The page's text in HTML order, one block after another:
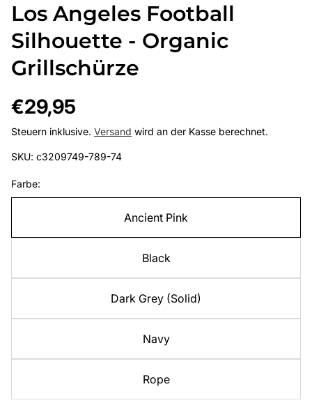
Los Angeles Football
Silhouette - Organic
Grillschürze
Regulärer
Preis
€29,95
Steuern inklusive. Versand wird an der Kasse berechnet.
SKU: c3209749-789-74
Farbe:
Ancient Pink
Black
Dark Grey (Solid)
Navy
Rope